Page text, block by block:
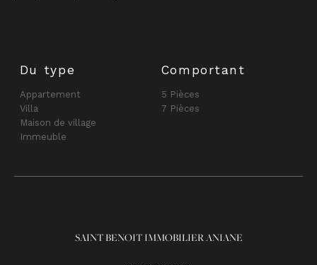
Du type
Appartement
Villa
Maison de village
Immeuble
Comportant
5 Pièces
7 Pièces
SAINT BENOIT IMMOBILIER ANIANE